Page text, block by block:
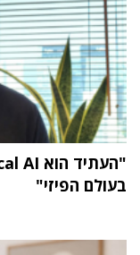
בעולם הפיזי"